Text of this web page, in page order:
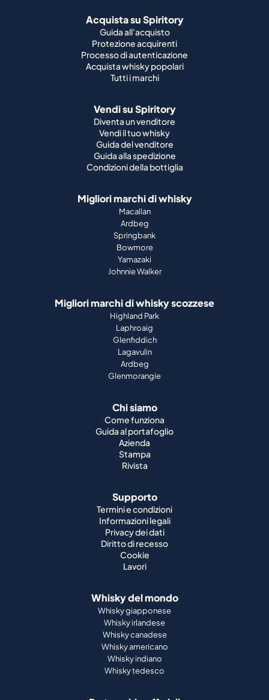
Acquista su Spiritory
Guida all'acquisto
Protezione acquirenti
Processo di autenticazione
Acquista whisky popolari
Tutti i marchi
Vendi su Spiritory
Diventa un venditore
Vendi il tuo whisky
Guida del venditore
Guida alla spedizione
Condizioni della bottiglia
Migliori marchi di whisky
Macallan
Ardbeg
Springbank
Bowmore
Yamazaki
Johnnie Walker
Migliori marchi di whisky scozzese
Highland Park
Laphroaig
Glenfiddich
Lagavulin
Ardbeg
Glenmorangie
Chi siamo
Come funziona
Guida al portafoglio
Azienda
Stampa
Rivista
Supporto
Termini e condizioni
Informazioni legali
Privacy dei dati
Diritto di recesso
Cookie
Lavori
Whisky del mondo
Whisky giapponese
Whisky irlandese
Whisky canadese
Whisky americano
Whisky indiano
Whisky tedesco